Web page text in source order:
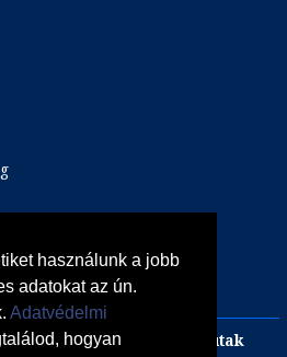
használunk a jobb
adatokat az ún.
Adatvédelmi
hogyan
Szilveszteri egzotikus utak